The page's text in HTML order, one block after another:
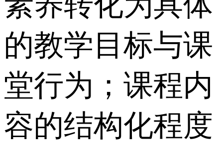
的教学目标与课
堂行为；课程内
容的结构化程度